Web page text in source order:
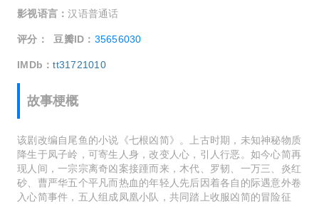
影视语言：汉语普通话
评分： 豆瓣ID： 35656030
IMDb：tt31721010
故事梗概
该剧改编自尾鱼的小说《七根凶简》。上古时期，未知神秘物质
降生于凤子岭，可寄生人身，改变人心，引人行恶。如今心简再
现人间，一宗宗离奇凶案接踵而来，木代、罗韧、一万三、炎红
砂、曹严华五个平凡而热血的年轻人先后因着各自的际遇意外卷
入心简事件，五人组成凤凰小队，共同踏上收服凶简的冒险征